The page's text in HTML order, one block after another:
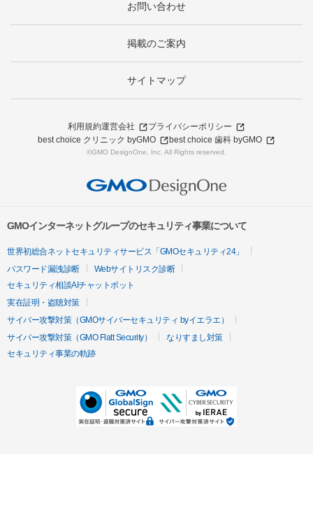
お問い合わせ
掲載のご案内
サイトマップ
利用規約運営会社
プライバシーポリシー
best choice クリニック byGMO
best choice 歯科 byGMO
©GMO DesignOne, Inc. All Rights reserved.
GMOインターネットグループのセキュリティ事業について
世界初総合ネットセキュリティサービス「GMOセキュリティ24」
パスワード漏洩診断
Webサイトリスク診断
セキュリティ相談AIチャットボット
実在証明・盗聴対策
サイバー攻撃対策（GMOサイバーセキュリティ byイエラエ）
サイバー攻撃対策（GMO Flatt Security）
なりすまし対策
セキュリティ事業の軌跡